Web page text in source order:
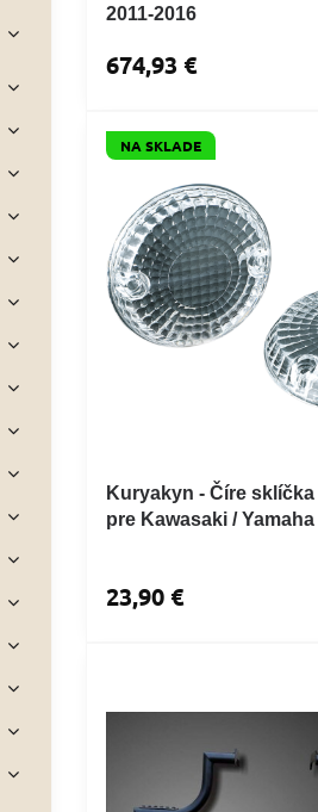
2011-2016
674,93 €
NA SKLADE
Kuryakyn - Číre
pre Kawasaki / Yamaha
23,90 €